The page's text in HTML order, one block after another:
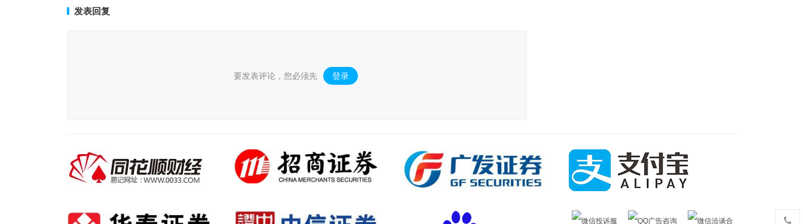
发表回复
要发表评论，您必须先 登录 。
微信投诉服 QQ广告咨询 微信洽谈合